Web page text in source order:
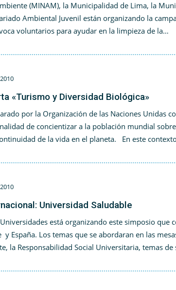
(MINAM), la Municipalidad de Lima, la
Ambiental Juvenil están organizando la
voluntarios para ayudar en la limpieza de la…
«Turismo y Diversidad Biológica»
por la Organización de las Naciones Unidas
de concientizar a la población mundial
de la vida en el planeta. En este
Universidad Saludable
está organizando este simposio que
y España. Los temas que se abordaran en las
la Responsabilidad Social Universitaria, temas